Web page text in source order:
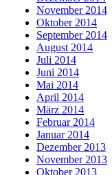
November 2014
Oktober 2014
September 2014
August 2014
Juli 2014
Juni 2014
Mai 2014
April 2014
März 2014
Februar 2014
Januar 2014
Dezember 2013
November 2013
Oktober 2013